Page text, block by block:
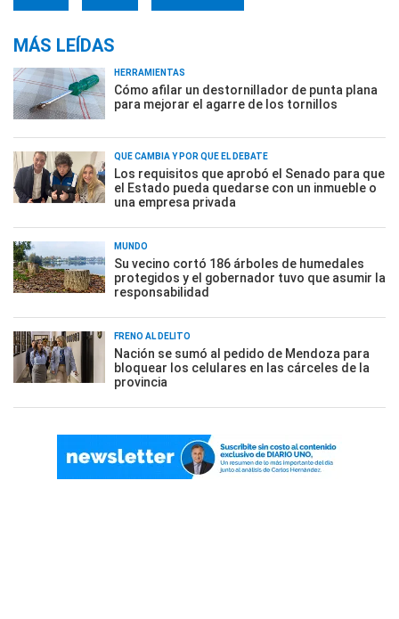
MÁS LEÍDAS
HERRAMIENTAS
Cómo afilar un destornillador de punta plana
para mejorar el agarre de los tornillos
QUÉ CAMBIA Y POR QUÉ EL DEBATE
Los requisitos que aprobó el Senado para que
el Estado pueda quedarse con un inmueble o
una empresa privada
MUNDO
Su vecino cortó 186 árboles de humedales
protegidos y el gobernador tuvo que asumir la
responsabilidad
FRENO AL DELITO
Nación se sumó al pedido de Mendoza para
bloquear los celulares en las cárceles de la
provincia